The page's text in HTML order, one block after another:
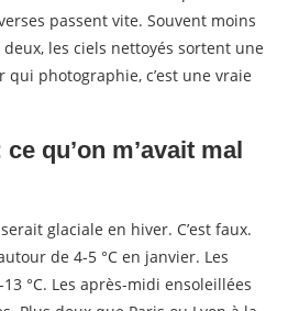
passent vite. Souvent moins
les ciels nettoyés sortent une
photographie, c’est une vraie
qu’on m’avait mal
glaciale en hiver. C’est faux.
de 4-5 °C en janvier. Les
°C. Les après-midi ensoleillées